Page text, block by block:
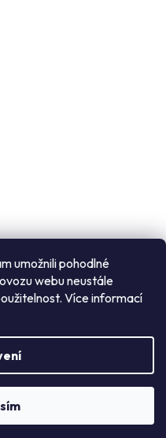
umožnili pohodlné
webu neustále
Více informací
. Všechna práva vyhrazena.